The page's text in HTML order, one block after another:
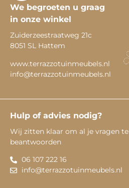
We begroeten u graag
in onze winkel
Zuiderzeestraatweg 21c
8051 SL Hattem
www.terrazzotuinmeubels.nl
info@terrazzotuinmeubels.nl
Hulp of advies nodig?
Wij zitten klaar om al je vragen te
beantwoorden
06 107 222 16
info@terrazzotuinmeubels.nl